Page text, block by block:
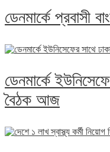
ডেনমার্কে প্রবাসী
ডেনমার্কে
বৈঠক আজ